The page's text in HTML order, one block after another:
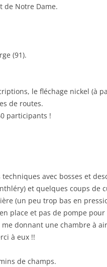
de Notre Dame.
(91).
le fléchage nickel (à
de routes.
participants !
avec bosses et
et quelques coups de
(un peu trop bas en
place et pas de pompe pour
donnant une chambre à
à eux !!
de champs.